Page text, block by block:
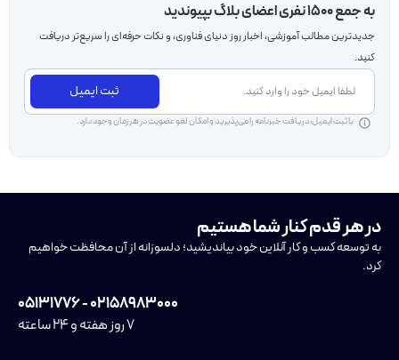
به جمع ۱۵۰۰ نفری اعضای بلاگ بپیوندید
جدید‌ترین مطالب آموزشی، اخبار روز دنیای فناوری، و نکات حرفه‌ای را سریع‌تر دریافت
کنید.
ثبت ایمیل
با ثبت ایمیل، دریافت خبرنامه را می‌پذیرید و امکان لغو عضویت در هر زمان وجود دارد.
در هر قدم کنار شما هستیم
به توسعه کسب و کار آنلاین خود بیاندیشید؛ دلسوزانه از آن محافظت خواهیم
کرد.
۰۲۱۵۸۹۸۳۰۰۰ - ۰۵۱۳۱۷۷۶
۷ روز هفته و ۲۴ ساعته